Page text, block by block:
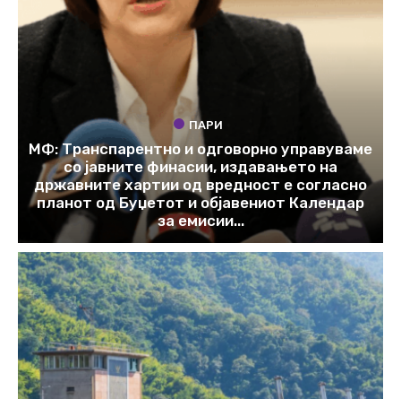
ПАРИ
МФ: Транспарентно и одговорно управуваме
со јавните финасии, издавањето на
државните хартии од вредност е согласно
планот од Буџетот и објавениот Календар
за емисии...